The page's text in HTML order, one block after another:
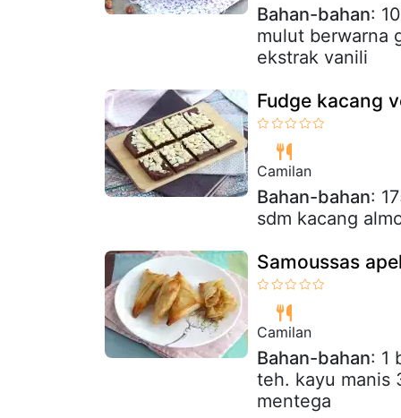
Bahan-bahan:
mulut berwarna
ekstrak vanili
Fudge kacang
Camilan
Bahan-bahan:
sdm kacang
Samoussas
Camilan
Bahan-bahan: 1
teh. kayu manis
mentega